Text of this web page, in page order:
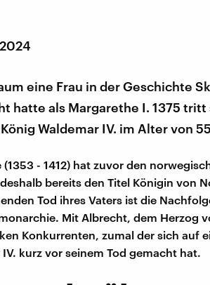
eine Frau in der Geschichte
hatte als Margarethe I. 1375
Waldemar IV. im Alter von
(1353 - 1412) hat zuvor den
bereits den Titel Königin von
Tod ihres Vaters ist die
Mit Albrecht, dem Herzog
Konkurrenten, zumal der sich auf
IV. kurz vor seinem Tod gemacht hat.